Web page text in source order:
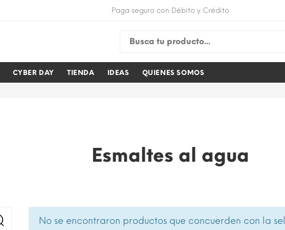
Paga seguro con Débito y Crédito
CYBER DAY TIENDA IDEAS QUIENES SOMOS
Esmaltes al agua
No se encontraron productos que concuerden con la